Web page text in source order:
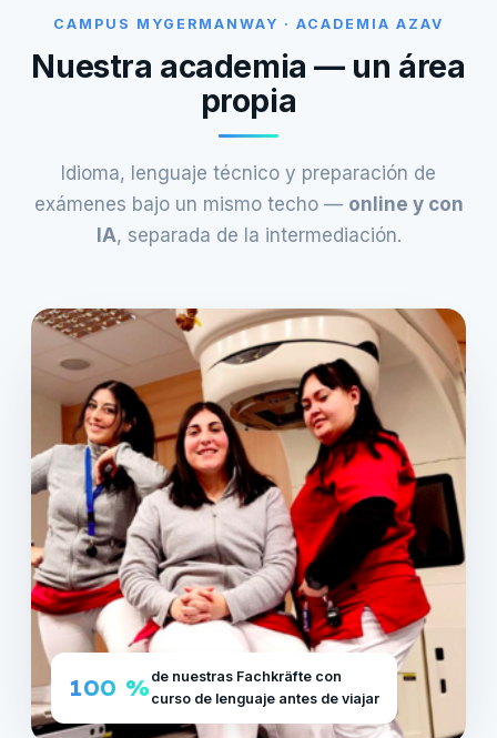
CAMPUS MYGERMANWAY · ACADEMIA AZAV
Nuestra academia — un área
propia
Idioma, lenguaje técnico y preparación de
exámenes bajo un mismo techo — online y con
IA, separada de la intermediación.
100 %de nuestras Fachkräfte con
curso de lenguaje antes de viajar